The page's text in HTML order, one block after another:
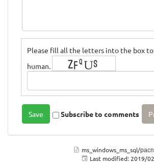
Please fill all the letters into the box
human.
Subscribe to comments
ms_windows_ms_sql/
Last modified:2019/